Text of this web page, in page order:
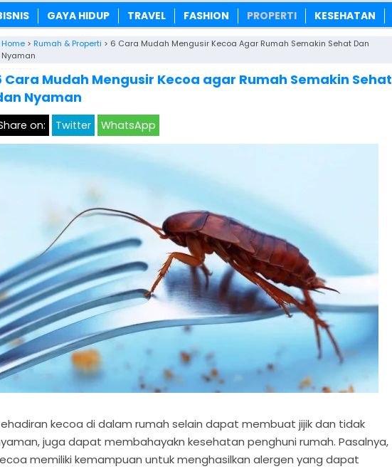
GAYA HIDUP TRAVEL FASHION PROPERTI KESEHATAN
Home > Rumah & Properti > 6 Cara Mudah Mengusir Kecoa Agar Rumah Semakin Sehat Dan
Nyaman
Cara Mudah Mengusir Kecoa agar Rumah Semakin Sehat
Nyaman
on: Twitter WhatsApp
kecoa di dalam rumah selain dapat membuat jijik dan tidak
juga dapat membahayakn kesehatan penghuni rumah. Pasalnya,
memiliki kemampuan untuk menghasilkan alergen yang dapat